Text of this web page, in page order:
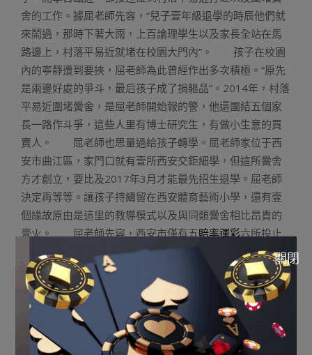
舍的工作。據屈老師先容，“兒子壹年級退學的時辰他們就
來鬧過，那時下著大雨，上百論理學生以及家長全站在馬
路邊上，村落平易近就堵在校園大門內”。 孩子在校園
內的寧靜遭到要挾，屈老師為此曾經作出多次積極。“原先
是兩邊好處的爭斗，最后孩子成了捐軀品”。2014年，村落
平易近圍堵黌舍，是屈老師開始報的警，他還團結五個家
長一路作斗爭，這些人里有博士研究生，有做小生意的買
賣人。 屈老師也思量過給孩子轉學。屈老師家位于西
安市曲江區，家門口就有壹所西安交鉅細學，但這所黌舍
方才創立，要比及2017年3月才能最先招生退學。屈老師
決定再等等。讓孩子持續留在西安體育藝術小學，還有壹
個緣故原由是這里的教導模式以及與同類黌舍相比昂貴的
膏火。 屈老師先容，西安市僅有五賠率運彩六所投止
式的小學，西安體育藝術小學就是個中之壹。“這里跨區上
學不消交任何援助費，多半投止黌舍的膏火在15000元到
20000元之間，而這里每學期只需交5000元”。 家長們
并非沒有憂慮，2014年圍堵校園事宜產生后，屈老師以及
家長們建了壹個群，群里有家長在開學當天就提出轉學，
“有五六十個家長吧，有的讓孩子轉歸屯子，有的轉到周邊
關閉